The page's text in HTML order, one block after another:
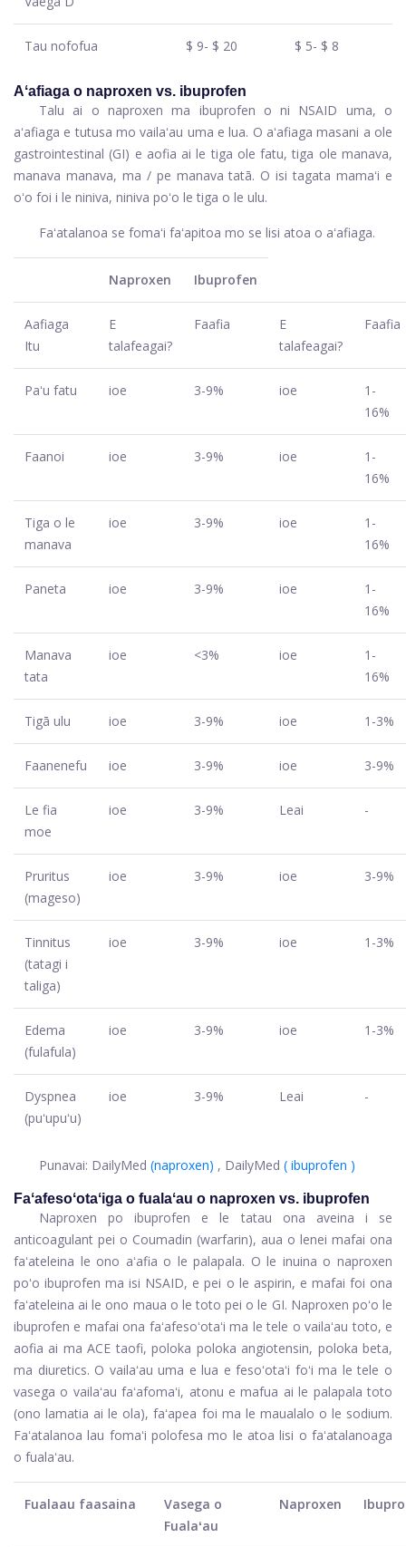
Tau nofofua $ 9- $ 20 $ 5- $ 8
Aʻafiaga o naproxen vs. ibuprofen
Talu ai o naproxen ma ibuprofen o ni NSAID uma, o
aʻafiaga e tutusa mo vailaʻau uma e lua. O aʻafiaga masani a ole
gastrointestinal (GI) e aofia ai le tiga ole fatu, tiga ole manava,
manava manava, ma / pe manava tatā. O isi tagata mamaʻi e
oʻo foi i le niniva, niniva poʻo le tiga o le ulu.
Faʻatalanoa se fomaʻi faʻapitoa mo se lisi atoa o aʻafiaga.
Naproxen Ibuprofen
Aafiaga
Itu
E
talafeagai?
Faafia
E
talafeagai?
Faafia
Paʻu fatu ioe 3-9% ioe
1-
16%
Faanoi ioe 3-9% ioe
1-
16%
Tiga o le
manava
ioe 3-9% ioe
1-
16%
Paneta ioe 3-9% ioe
1-
16%
Manava
tata
ioe <3% ioe
1-
16%
Tigā ulu ioe 3-9% ioe 1-3%
Faanenefu ioe 3-9% ioe 3-9%
Le fia
moe
ioe 3-9% Leai -
Pruritus
(mageso)
ioe 3-9% ioe 3-9%
Tinnitus
(tatagi i
taliga)
ioe 3-9% ioe 1-3%
Edema
(fulafula)
ioe 3-9% ioe 1-3%
Dyspnea
(puʻupuʻu)
ioe 3-9% Leai -
Punavai: DailyMed (naproxen) , DailyMed ( ibuprofen )
Faʻafesoʻotaʻiga o fualaʻau o naproxen vs. ibuprofen
Naproxen po ibuprofen e le tatau ona aveina i se
anticoagulant pei o Coumadin (warfarin), aua o lenei mafai ona
faʻateleina le ono aʻafia o le palapala. O le inuina o naproxen
poʻo ibuprofen ma isi NSAID, e pei o le aspirin, e mafai foi ona
faʻateleina ai le ono maua o le toto pei o le GI. Naproxen poʻo le
ibuprofen e mafai ona faʻafesoʻotaʻi ma le tele o vailaʻau toto, e
aofia ai ma ACE taofi, poloka poloka angiotensin, poloka beta,
ma diuretics. O vailaʻau uma e lua e fesoʻotaʻi foʻi ma le tele o
vasega o vailaʻau faʻafomaʻi, atonu e mafua ai le palapala toto
(ono lamatia ai le ola), faʻapea foi ma le maualalo o le sodium.
Faʻatalanoa lau fomaʻi polofesa mo le atoa lisi o faʻatalanoaga
o fualaʻau.
Fualaau faasaina
Vasega o
Fualaʻau
Naproxen